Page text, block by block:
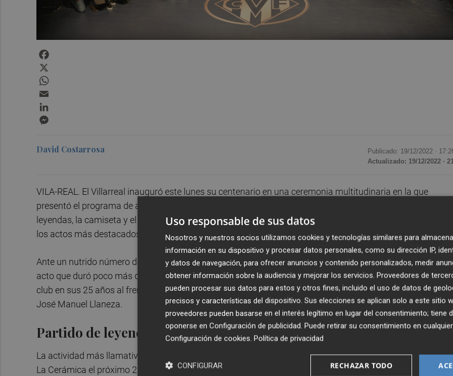
David Costarrosa Publicado: 19/12/2022 ·
Actualizado: 19/12/2022 ·
VILA-REAL. El Villarreal inauguró este lunes su centenario en una ceremonia multitudinaria en la que
presentó el programa de actividades para celebrar sus primeros cien años de historia. Un partido de
leyendas, la camiseta y el himno del centenario y una fiesta conmemorativa el 10 de marzo son algunos de
los actos más destacados que se anunciaron en el auditorio de Vila-real.
Ante un nutrido número de personalidades y socios groguets, el speaker del club,Alfonso Sales, dirigió
acto que duró poco más de una hora.Fernando Roigse mostró muy orgulloso de lo conseguido junto al
club en sus 25 años al frente, y también visiblemente emocionado por la reciente pérdida de su
José Manuel Llaneza.
Partido de leyendas en La Cerámica
La actividad más llamativa para los aficionados es el partido de leyendas que tendrá lugar en el estadio
La Cerámica el próximo 25 de marzo a las 18.00 horas. Se enfrentarán un equipo formado por
Uso responsable de sus datos
Nosotros y nuestros socios utilizamos cookies y tecnologías similares para
información en su dispositivo y procesar datos personales, como su dirección IP,
y datos de navegación, para ofrecer anuncios y contenido personalizados, medir
obtener información sobre la audiencia y mejorar los servicios. Proveedores de
pueden procesar sus datos para estos y otros fines, incluido el uso de datos de
precisos y características del dispositivo. Sus elecciones se aplican solo a este sitio
proveedores pueden basarse en el interés legítimo en lugar del consentimiento; tiene
oponerse en Configuración de publicidad. Puede retirar su consentimiento en
Configuración de cookies. Política de privacidad
RECHAZAR TODO
CONFIGURAR